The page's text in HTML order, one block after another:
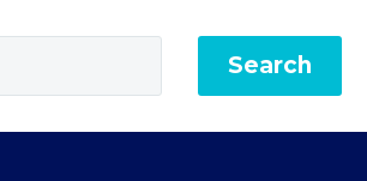
Search